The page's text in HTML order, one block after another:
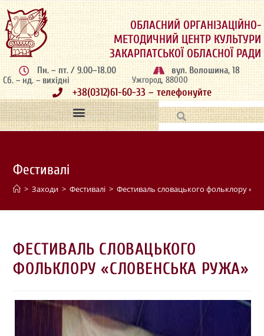
ОБЛАСНИЙ ОРГАНІЗАЦІЙНО-
МЕТОДИЧНИЙ ЦЕНТР КУЛЬТУРИ
ЗАКАРПАТСЬКОЇ ОБЛАСНОЇ РАДИ
Пн. – пт. / 9.00–18.00
Сб. – нд. – вихідні
вул. Волошина, 18
Ужгород, 88000
+38(0312)61-60-33 – телефонуйте
Фестивалі
> Заходи > Фестивалі > Фестиваль словацького фольклору
ФЕСТИВАЛЬ СЛОВАЦЬКОГО
ФОЛЬКЛОРУ «СЛОВЕНСЬКА РУЖА»